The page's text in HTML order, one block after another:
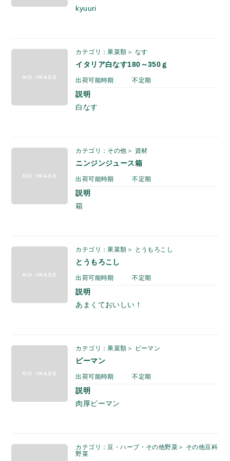
kyuuri
カテゴリ：果菜類＞ なす
イタリア白なす180～350ｇ
出荷可能時期 不定期
説明
白なす
カテゴリ：その他＞ 資材
ニンジンジュース箱
出荷可能時期 不定期
説明
箱
カテゴリ：果菜類＞ とうもろこし
とうもろこし
出荷可能時期 不定期
説明
あまくておいしい！
カテゴリ：果菜類＞ ピーマン
ピーマン
出荷可能時期 不定期
説明
肉厚ピーマン
カテゴリ：豆・ハーブ・その他野菜＞ その他豆科
野菜